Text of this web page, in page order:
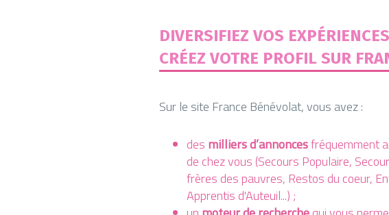
DIVERSIFIEZ VOS
CRÉEZ VOTRE PROFIL SUR
Sur le site France Bénévolat, vous avez :
des milliers d’annoncesfréquemment
de chez vous (Secours Populaire,
frères des pauvres, Restos du coeur,
Apprentis d'Auteuil...) ;